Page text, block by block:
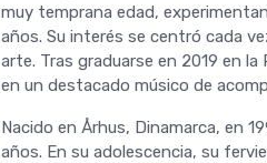
muy temprana edad,
años. Su interés se centró cada
arte. Tras graduarse en 2019 en
en un destacado músico de
Nacido en Århus, Dinamarca, en
años. En su adolescencia, su